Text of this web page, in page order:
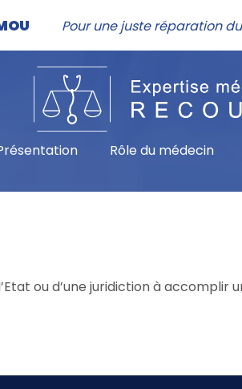
Pour une juste réparation
Rôle du médecin
ou d’une juridiction à accomplir